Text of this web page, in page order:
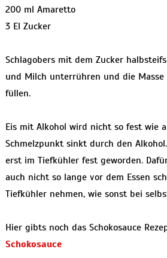
200 ml Amaretto
3 El Zucker
Schlagobers mit dem Zucker
und Milch unterrühren und die Masse
füllen.
Eis mit Alkohol wird nicht so fest wie
Schmelzpunkt sinkt durch den
erst im Tiefkühler fest geworden.
auch nicht so lange vor dem Essen
Tiefkühler nehmen, wie sonst bei
Hier gibts noch das Schokosauce
Schokosauce